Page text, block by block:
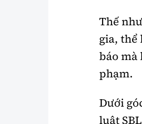
Thế
gia, thể
báo mà
phạm.
Dưới
luật